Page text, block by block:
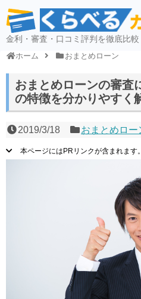
金利・審査・口コミ評判を徹底比較
ホーム おまとめローン
おまとめローンの審査
の特徴を分かりやすく
2019/3/18 おまとめロー
本ページにはPRリンクが含まれます。